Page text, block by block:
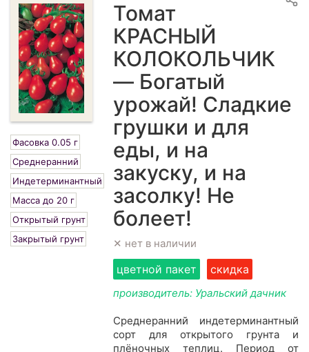
Фасовка 0.05 г
Среднеранний
Индетерминантный
Масса до 20 г
Открытый грунт
Закрытый грунт
Томат
КРАСНЫЙ
КОЛОКОЛЬЧИК
— Богатый
урожай! Сладкие
грушки и для
еды, и на
закуску, и на
засолку! Не
болеет!
✕ нет в наличии
цветной пакет скидка
производитель: Уральский дачник
Среднеранний индетерминантный
сорт для открытого грунта и
плёночных теплиц. Период от